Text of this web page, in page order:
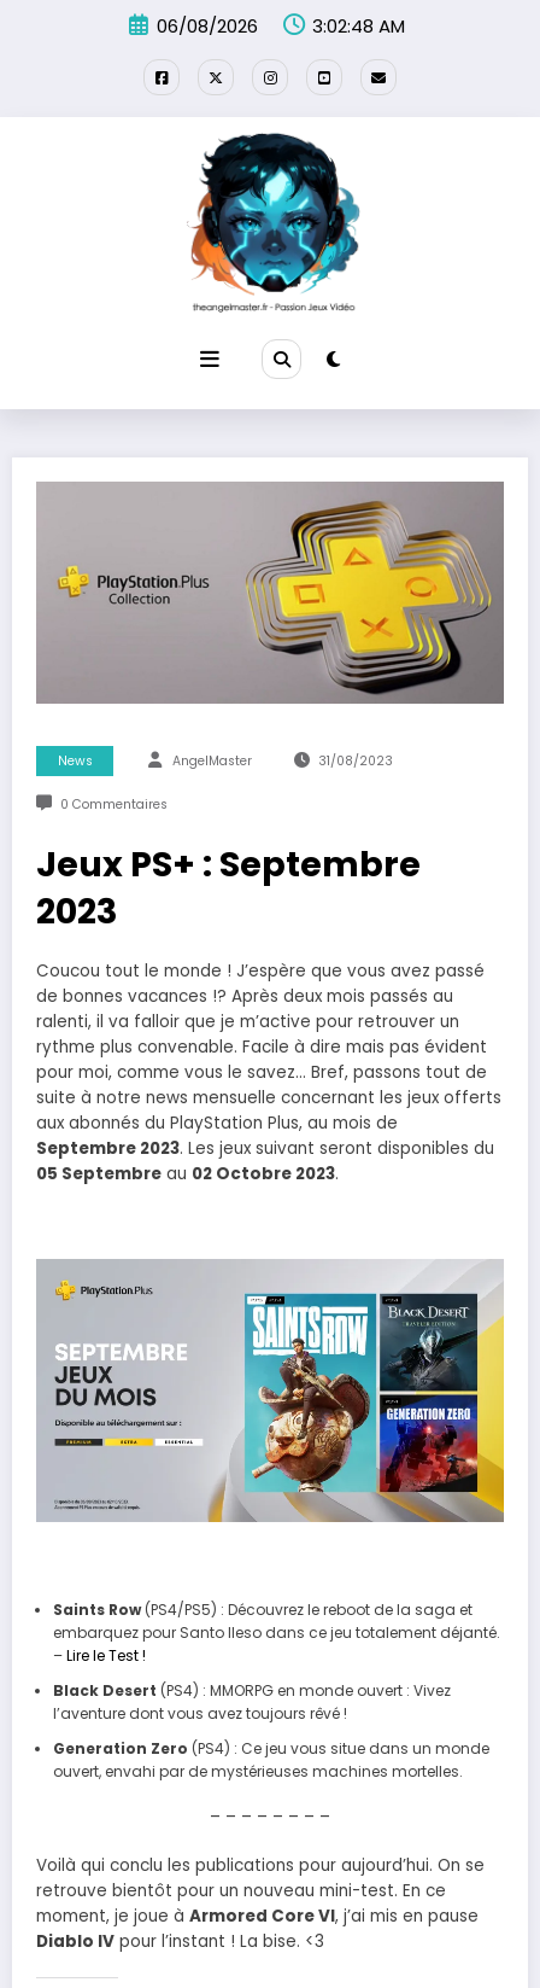
06/08/2026 3:02:49 AM
News AngelMaster 31/08/2023
0 Commentaires
Jeux PS+ : Septembre
2023
Coucou tout le monde ! J’espère que vous avez passé
de bonnes vacances !? Après deux mois passés au
ralenti, il va falloir que je m’active pour retrouver un
rythme plus convenable. Facile à dire mais pas évident
pour moi, comme vous le savez… Bref, passons tout de
suite à notre news mensuelle concernant les jeux offerts
aux abonnés du PlayStation Plus, au mois de
Septembre 2023. Les jeux suivant seront disponibles du
05 Septembre au 02 Octobre 2023.
Saints Row(PS4/PS5) : Découvrez le reboot de la saga et
embarquez pour Santo Ileso dans ce jeu totalement déjanté.
–Lire le Test !
Black Desert (PS4) : MMORPG en monde ouvert : Vivez
l’aventure dont vous avez toujours rêvé !
Generation Zero (PS4) : Ce jeu vous situe dans un monde
ouvert, envahi par de mystérieuses machines mortelles.
– – – – – – – –
Voilà qui conclu les publications pour aujourd’hui. On se
retrouve bientôt pour un nouveau mini-test. En ce
moment, je joue à Armored Core VI, j’ai mis en pause
Diablo IV pour l’instant ! La bise. <3